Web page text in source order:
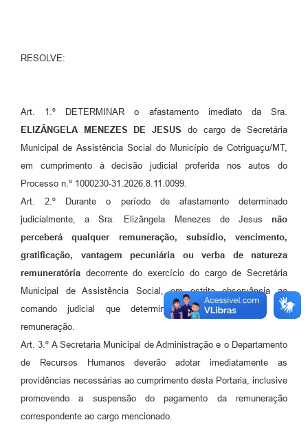
RESOLVE:
Art. 1.º DETERMINAR o afastamento imediato da Sra.
ELIZÂNGELA MENEZES DE JESUS do cargo de Secretária
Municipal de Assistência Social do Município de Cotriguaçu/MT,
em cumprimento à decisão judicial proferida nos autos do
Processo n.º 1000230-31.2026.8.11.0099.
Art. 2.º Durante o período de afastamento determinado
judicialmente, a Sra. Elizângela Menezes de Jesus não
perceberá qualquer remuneração, subsídio, vencimento,
gratificação, vantagem pecuniária ou verba de natureza
remuneratória decorrente do exercício do cargo de Secretária
Municipal de Assistência Social, em estrita observância ao
comando judicial que determinou a supressão de sua
remuneração.
Art. 3.º A Secretaria Municipal de Administração e o Departamento
de Recursos Humanos deverão adotar imediatamente as
providências necessárias ao cumprimento desta Portaria, inclusive
promovendo a suspensão do pagamento da remuneração
correspondente ao cargo mencionado.